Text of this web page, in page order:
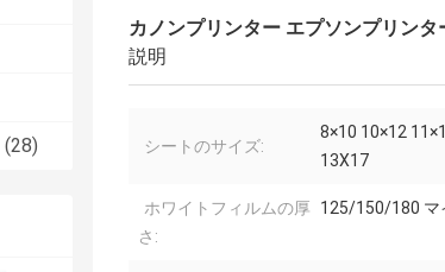
(28)
カノンプリンター エプソンプリン
説明
シートのサイズ:
8×10 10×12
13X17
ホワイトフィルムの厚
さ:
125/150/180 マ